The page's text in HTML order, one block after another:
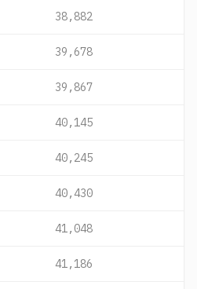
38,882
39,678
39,867
40,145
40,245
40,430
41,048
41,186